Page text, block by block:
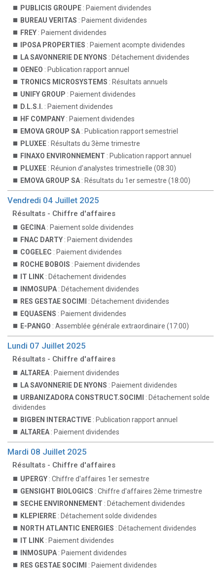
PUBLICIS GROUPE : Paiement dividendes
BUREAU VERITAS : Paiement dividendes
FREY : Paiement dividendes
IPOSA PROPERTIES : Paiement acompte dividendes
LA SAVONNERIE DE NYONS : Détachement dividendes
OENEO : Publication rapport annuel
TRONICS MICROSYSTEMS : Résultats annuels
UNIFY GROUP : Paiement dividendes
D.L.S.I. : Paiement dividendes
HF COMPANY : Paiement dividendes
EMOVA GROUP SA : Publication rapport semestriel
PLUXEE : Résultats du 3ème trimestre
FINAXO ENVIRONNEMENT : Publication rapport annuel
PLUXEE : Réunion d'analystes trimestrielle (08:30)
EMOVA GROUP SA : Résultats du 1er semestre (18:00)
Vendredi 04 Juillet 2025
Résultats - Chiffre d'affaires
GECINA : Paiement solde dividendes
FNAC DARTY : Paiement dividendes
COGELEC : Paiement dividendes
ROCHE BOBOIS : Paiement dividendes
IT LINK : Détachement dividendes
INMOSUPA : Détachement dividendes
RES GESTAE SOCIMI
: Détachement dividendes
EQUASENS : Paiement dividendes
E-PANGO : Assemblée générale extraordinaire (17:00)
Lundi 07 Juillet 2025
Résultats - Chiffre d'affaires
ALTAREA : Paiement dividendes
LA SAVONNERIE DE NYONS : Paiement dividendes
URBANIZADORA CONSTRUCT.SOCIMI
: Détachement solde
dividendes
BIGBEN INTERACTIVE : Publication rapport annuel
ALTAREA : Paiement dividendes
Mardi 08 Juillet 2025
Résultats - Chiffre d'affaires
UPERGY : Chiffre d'affaires 1er semestre
GENSIGHT BIOLOGICS : Chiffre d'affaires 2ème trimestre
SECHE ENVIRONNEMENT : Détachement dividendes
KLEPIERRE : Détachement solde dividendes
NORTH ATLANTIC ENERGIES : Détachement dividendes
IT LINK : Paiement dividendes
INMOSUPA : Paiement dividendes
RES GESTAE SOCIMI
: Paiement dividendes